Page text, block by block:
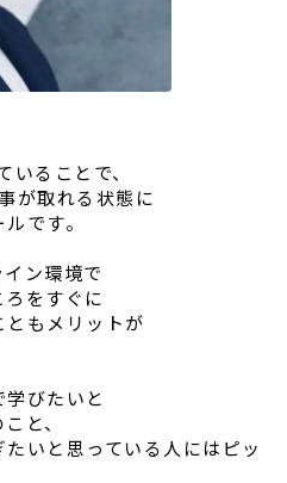
ることで、
が取れる状態に
です。
ン環境で
をすぐに
もメリットが
びたいと
と、
いと思っている人にはピッ